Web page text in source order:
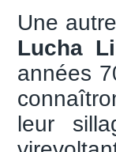
Une
Lucha
années
leur